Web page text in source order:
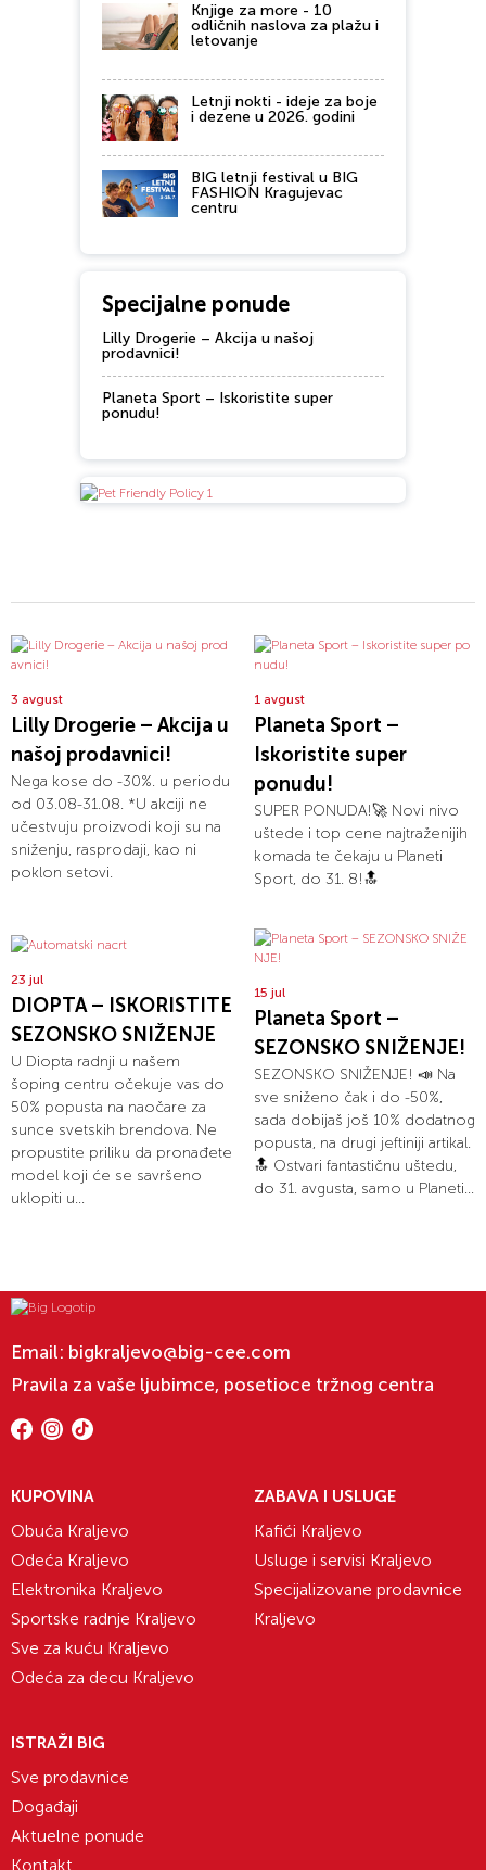
Knjige za more - 10
odličnih naslova za plažu i
letovanje
Letnji nokti - ideje za boje
i dezene u 2026. godini
BIG letnji festival u BIG
FASHION Kragujevac
centru
Specijalne ponude
Lilly Drogerie – Akcija u našoj
prodavnici!
Planeta Sport – Iskoristite super
ponudu!
3 avgust
Lilly Drogerie – Akcija u
našoj prodavnici!
Nega kose do -30%. u periodu
od 03.08-31.08. *U akciji ne
učestvuju proizvodi koji su na
sniženju, rasprodaji, kao ni
poklon setovi.
1 avgust
Planeta Sport –
Iskoristite super
ponudu!
SUPER PONUDA!🚀 Novi nivo
uštede i top cene najtraženijih
komada te čekaju u Planeti
Sport, do 31. 8!🔝
23 jul
DIOPTA – ISKORISTITE
SEZONSKO SNIŽENJE
U Diopta radnji u našem
šoping centru očekuje vas do
50% popusta na naočare za
sunce svetskih brendova. Ne
propustite priliku da pronađete
model koji će se savršeno
uklopiti u...
15 jul
Planeta Sport –
SEZONSKO SNIŽENJE!
SEZONSKO SNIŽENJE! 📣 Na
sve sniženo čak i do -50%,
sada dobijaš još 10% dodatnog
popusta, na drugi jeftiniji artikal.
🔝 Ostvari fantastičnu uštedu,
do 31. avgusta, samo u Planeti...
Email: bigkraljevo@big-cee.com
Pravila za vaše ljubimce, posetioce tržnog centra
KUPOVINA
Obuća Kraljevo
Odeća Kraljevo
Elektronika Kraljevo
Sportske radnje Kraljevo
Sve za kuću Kraljevo
Odeća za decu Kraljevo
ZABAVA I USLUGE
Kafići Kraljevo
Usluge i servisi Kraljevo
Specijalizovane prodavnice
Kraljevo
ISTRAŽI BIG
Sve prodavnice
Događaji
Aktuelne ponude
Kontakt